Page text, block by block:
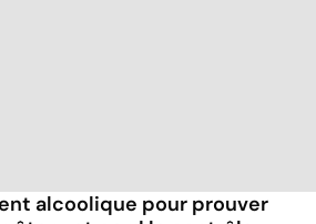
alcoolique pour prouver